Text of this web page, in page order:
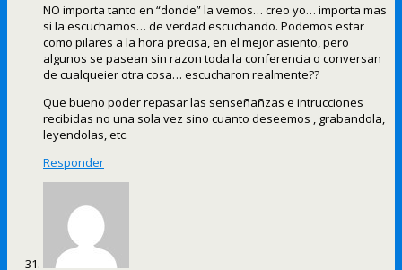
NO importa tanto en “donde” la vemos… creo yo… importa mas
si la escuchamos… de verdad escuchando. Podemos estar
como pilares a la hora precisa, en el mejor asiento, pero
algunos se pasean sin razon toda la conferencia o conversan
de cualqueier otra cosa… escucharon realmente??
Que bueno poder repasar las senseñañzas e intrucciones
recibidas no una sola vez sino cuanto deseemos , grabandola,
leyendolas, etc.
Responder